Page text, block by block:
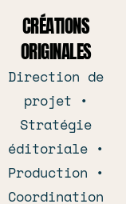
CRÉATIONS
ORIGINALES
Direction de
projet •
Stratégie
éditoriale •
Production •
Coordination